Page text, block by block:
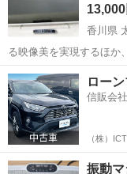
13,000
香川県
る映像美を実現するほか
ーボ」など、 録画…
香川 高松市 太
ロー
信販会
（株）ICT
振動マ